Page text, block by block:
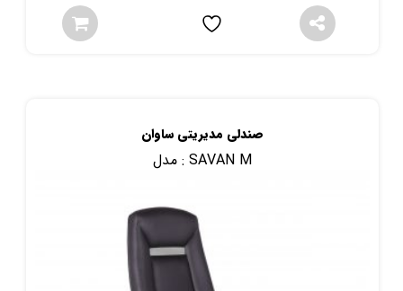
صندلی مدیریتی ساوان
مدل : SAVAN M